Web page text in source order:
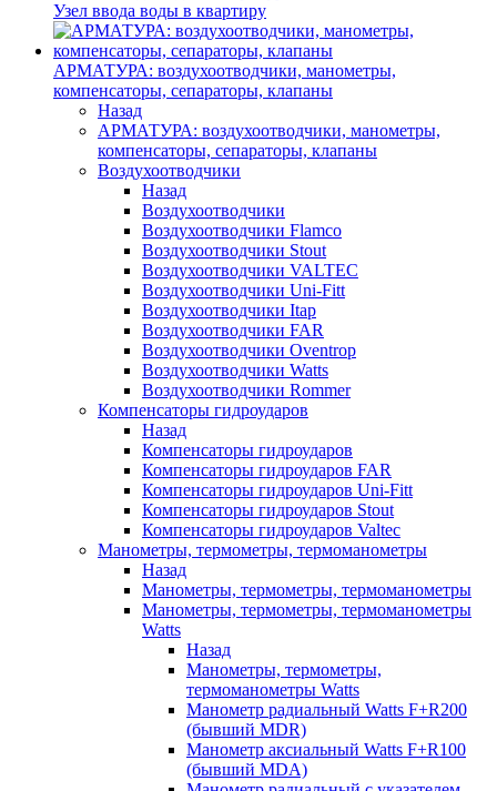
Узел ввода воды в квартиру
АРМАТУРА: воздухоотводчики, манометры,
компенсаторы, сепараторы, клапаны
Назад
АРМАТУРА: воздухоотводчики, манометры,
компенсаторы, сепараторы, клапаны
Воздухоотводчики
Назад
Воздухоотводчики
Воздухоотводчики Flamco
Воздухоотводчики Stout
Воздухоотводчики VALTEC
Воздухоотводчики Uni-Fitt
Воздухоотводчики Itap
Воздухоотводчики FAR
Воздухоотводчики Oventrop
Воздухоотводчики Watts
Воздухоотводчики Rommer
Компенсаторы гидроударов
Назад
Компенсаторы гидроударов
Компенсаторы гидроударов FAR
Компенсаторы гидроударов Uni-Fitt
Компенсаторы гидроударов Stout
Компенсаторы гидроударов Valtec
Манометры, термометры, термоманометры
Назад
Манометры, термометры, термоманометры
Манометры, термометры, термоманометры
Watts
Назад
Манометры, термометры,
термоманометры Watts
Манометр радиальный Watts F+R200
(бывший MDR)
Манометр аксиальный Watts F+R100
(бывший MDA)